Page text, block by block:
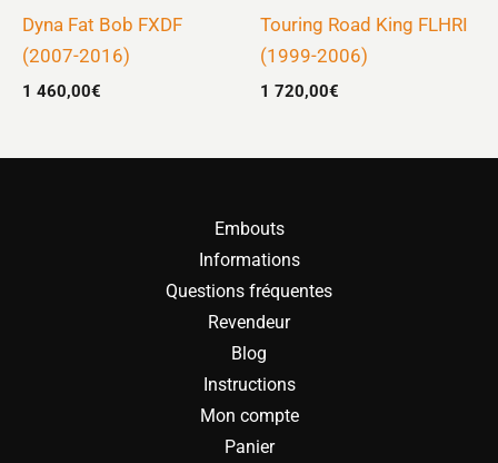
Dyna Fat Bob FXDF
(2007-2016)
1 460,00€
Touring Road King FLHRI
(1999-2006)
1 720,00€
Embouts
Informations
Questions fréquentes
Revendeur
Blog
Instructions
Mon compte
Panier